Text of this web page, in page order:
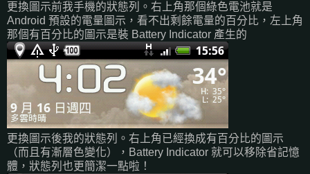
更換圖示前我手機的狀態列。右上角那個綠色電池就是
Android 預設的電量圖示，看不出剩餘電量的百分比，左上角
那個有百分比的圖示是裝 Battery Indicator 產生的
更換圖示後我的狀態列。右上角已經換成有百分比的圖示
（而且有漸層色變化），Battery Indicator 就可以移除省記憶
體，狀態列也更簡潔一點啦！